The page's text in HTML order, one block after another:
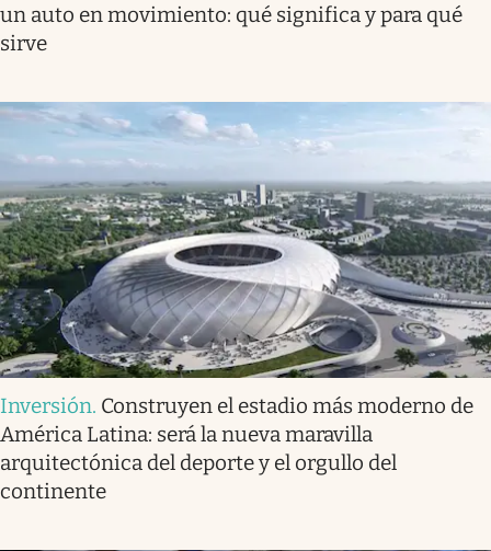
un auto en movimiento: qué significa y para qué
sirve
Inversión. Construyen el estadio más moderno de
América Latina: será la nueva maravilla
arquitectónica del deporte y el orgullo del
continente